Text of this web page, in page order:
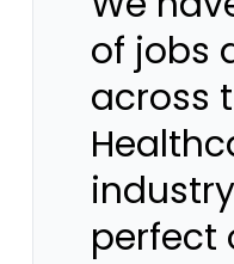
of jobs
across
perfect